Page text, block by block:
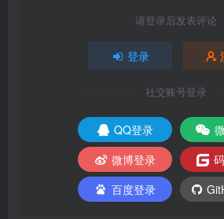
请登录后发表评论
登录
社交账号登录
QQ登录
微博登录
百度登录